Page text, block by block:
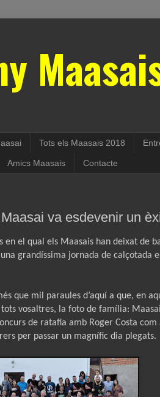
Tots els Maasais 2018
Amics Maasais Contacte
va esdevenir un
en el qual els Maasais han deixat de
grandíssima jornada de calçotada
que mil paraules d’aquí a que, en
vosaltres, la foto de família:
de ratafia amb Roger Costa com
per passar un magnífic dia plegats.